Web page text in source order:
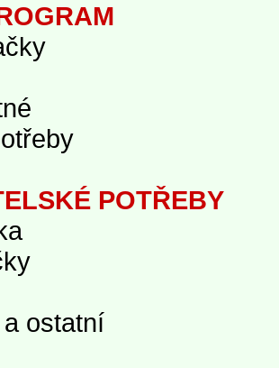
POTŘEBY
ostatní